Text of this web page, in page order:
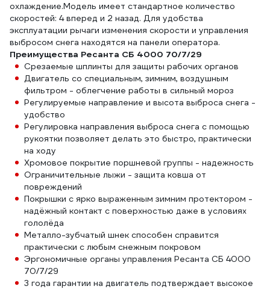
охлаждение.Модель имеет стандартное количество
скоростей: 4 вперед и 2 назад. Для удобства
эксплуатации рычаги изменения скорости и управления
выбросом снега находятся на панели оператора.
Преимущества Ресанта СБ 4000 70/7/29
Срезаемые шплинты для защиты рабочих органов
Двигатель со специальным, зимним, воздушным
фильтром - облегчение работы в сильный мороз
Регулируемые направление и высота выброса снега -
удобство
Регулировка направления выброса снега с помощью
рукоятки позволяет делать это быстро, практически
на ходу
Хромовое покрытие поршневой группы - надежность
Ограничительные лыжи - защита ковша от
повреждений
Покрышки с ярко выраженным зимним протектором -
надёжный контакт с поверхностью даже в условиях
гололёда
Металло-зубчатый шнек способен справится
практически с любым снежным покровом
Эргономичные органы управления Ресанта СБ 4000
70/7/29
3 года гарантии на двигатель подтверждает высокое